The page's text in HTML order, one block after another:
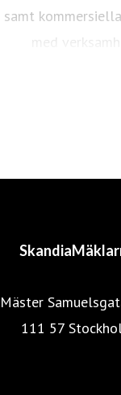
samt
med
Mäster
111 57